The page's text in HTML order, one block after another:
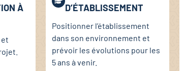
À
D’ÉTABLISSEMENT
Positionner l’établissement
dans son environnement et
prévoir les évolutions pour les
5 ans à venir.